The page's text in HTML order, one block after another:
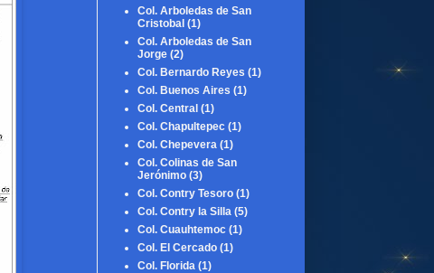
Col. Arboledas de San
Cristobal (1)
Col. Arboledas de San
Jorge (2)
Col. Bernardo Reyes (1)
Col. Buenos Aires (1)
Col. Central (1)
Col. Chapultepec (1)
Col. Chepevera (1)
Col. Colinas de San
Jerónimo (3)
Col. Contry Tesoro (1)
Col. Contry la Silla (5)
Col. Cuauhtemoc (1)
Col. El Cercado (1)
Col. Florida (1)